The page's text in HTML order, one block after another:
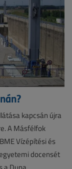
kapcsán újra
A Másfélfok
Vízépítési és
docensét